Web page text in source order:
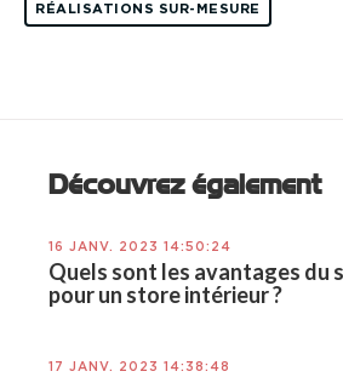
RÉALISATIONS SUR-MESURE
Découvrez également
16 JANV. 2023 14:50:24
Quels sont les avantages du
pour un store intérieur ?
17 JANV. 2023 14:38:48